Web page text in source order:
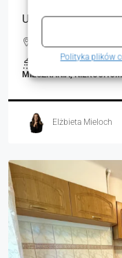
Polityka plików
Unikat na rynku –
Wichrowe Wzgórze,
66.10 m²
MIESZKANIA,
Elżbieta Mieloch